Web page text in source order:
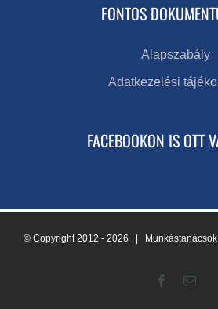
FONTOS
Alapszabály
Adatkezelési
FACEBOOKON IS OTT
© Copyright 2012 - 2026 | Munkástanácsok
Facebook
Email